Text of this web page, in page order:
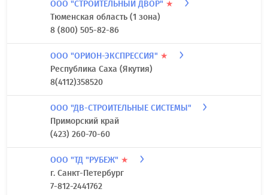
ООО "СТРОИТЕЛЬНЫЙ ДВОР" ★
Тюменская область (1 зона)
8 (800) 505-82-86
ООО "ОРИОН-ЭКСПРЕССИЯ" ★
Республика Саха (Якутия)
8(4112)358520
ООО "ДВ-СТРОИТЕЛЬНЫЕ СИСТЕМЫ"
Приморский край
(423) 260-70-60
ООО "ТД "РУБЕЖ" ★
г. Санкт-Петербург
7-812-2441762